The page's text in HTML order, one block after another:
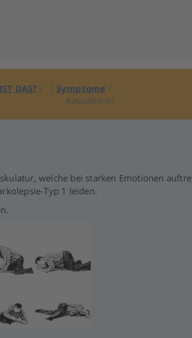
DAS? / / Symptome /
Kataplexien
welche bei starken Emotionen
Typ 1 leiden.